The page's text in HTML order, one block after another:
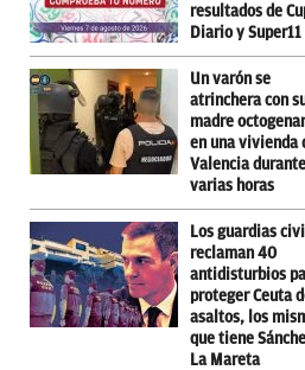
resultados de
Diario y Super11
Un varón se
atrinchera con
madre
en una vivienda
Valencia durante
varias horas
Los guardias
reclaman 40
antidisturbios
proteger Ceuta
asaltos, los
que tiene
La Mareta